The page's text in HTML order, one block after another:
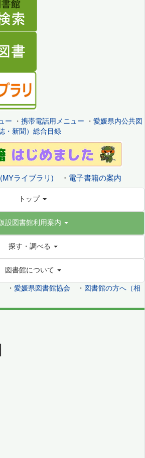
ー ・ 携帯電話用メニュー ・ 愛媛県内公共図
・新聞）総合目録
ライブラリ) ・ 電子書籍の案内
トップ
設図書館利用案内
探す・調べる
図書館について
・ 愛媛県図書館協会 ・ 図書館の方へ（相